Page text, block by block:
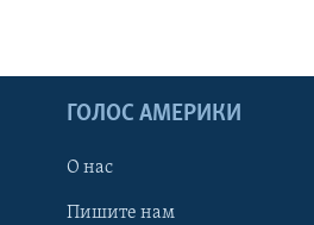
ГОЛОС АМЕРИКИ
О нас
Пишите нам